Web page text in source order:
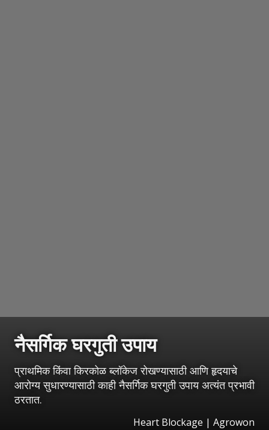
नैसर्गिक घरगुती उपाय
प्राथमिक किंवा किरकोळ ब्लॉकेज रोखण्यासाठी आणि हृदयाचे
आरोग्य सुधारण्यासाठी काही नैसर्गिक घरगुती उपाय अत्यंत प्रभावी
ठरतात.
Heart Blockage | Agrowon